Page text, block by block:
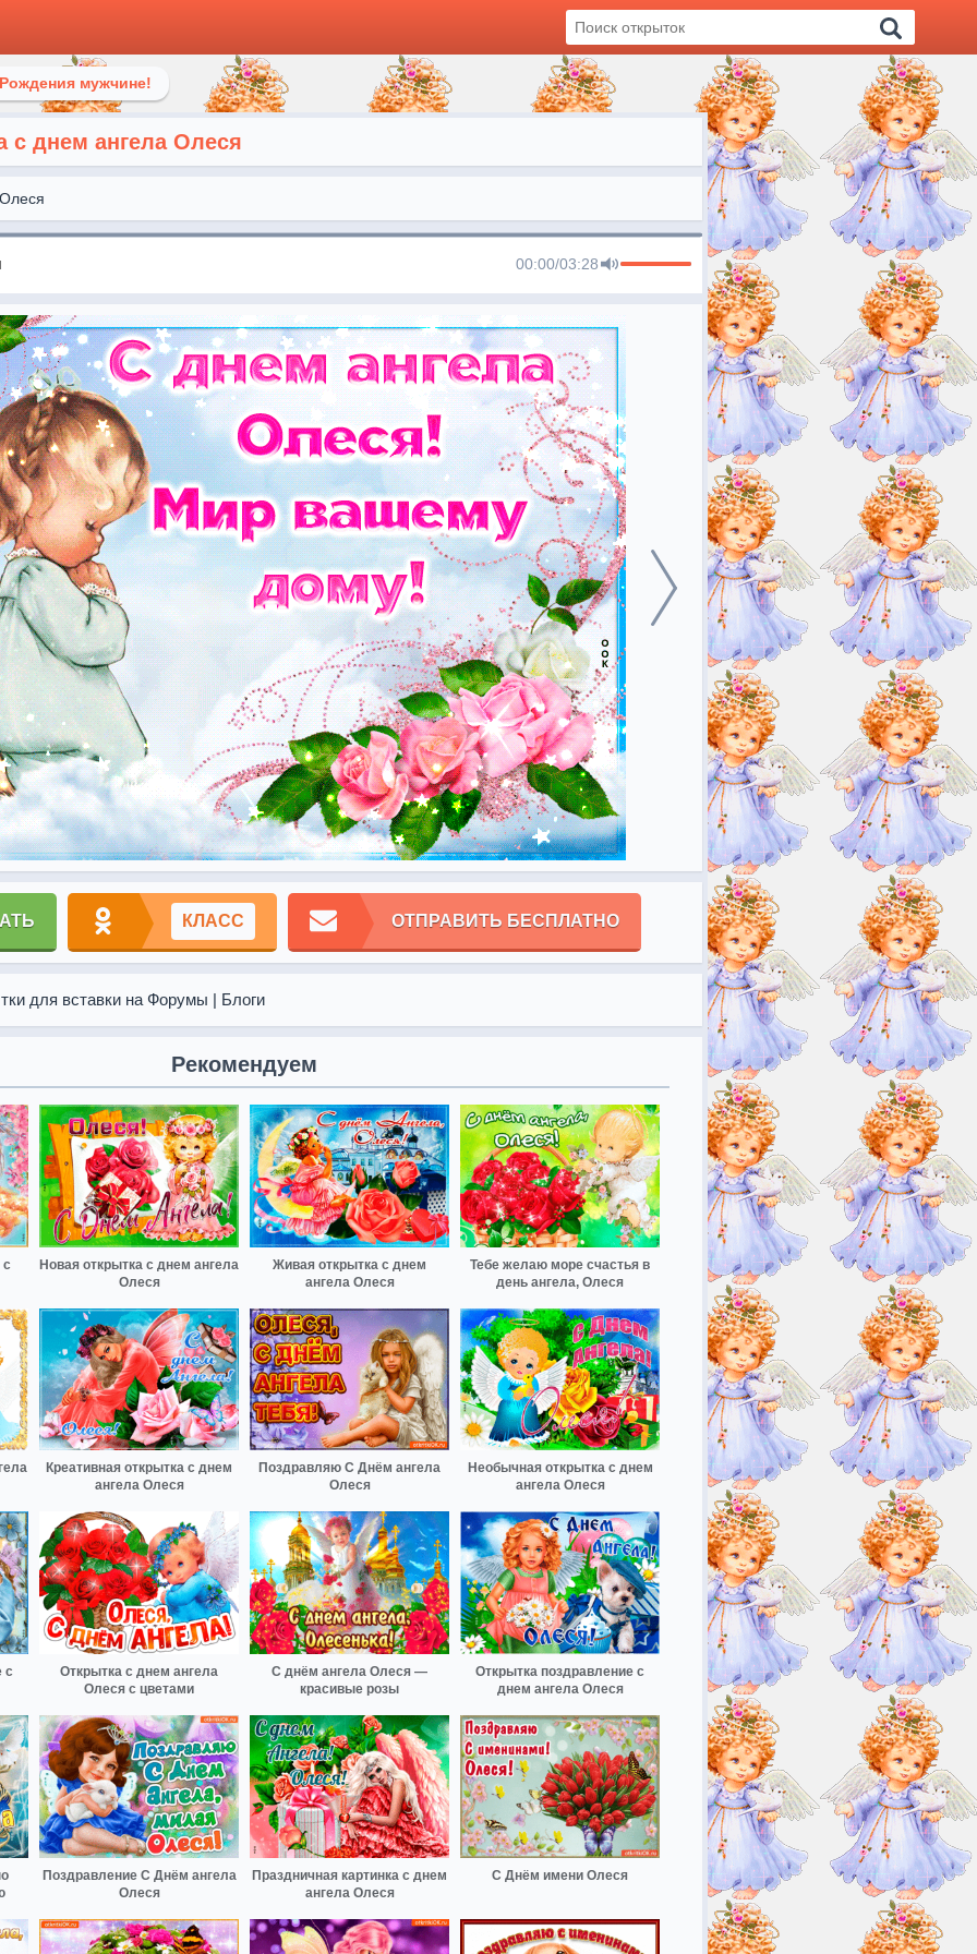
мужчине!
с днем ангела Олеся
Олеся
00:00/03:28
КЛАСС ОТПРАВИТЬ БЕСПЛАТНО
для вставки на Форумы | Блоги
Рекомендуем
с
Новая открытка с днем ангела
Олеся
Живая открытка с днем
ангела Олеся
Тебе желаю море счастья в
день ангела, Олеся
Креативная открытка с днем
ангела Олеся
Поздравляю С Днём ангела
Олеся
Необычная открытка с днем
ангела Олеся
с
Открытка с днем ангела
Олеся с цветами
С днём ангела Олеся —
красивые розы
Открытка поздравление с
днем ангела Олеся
Поздравление С Днём ангела
Олеся
Праздничная картинка с днем
ангела Олеся
С Днём имени Олеся